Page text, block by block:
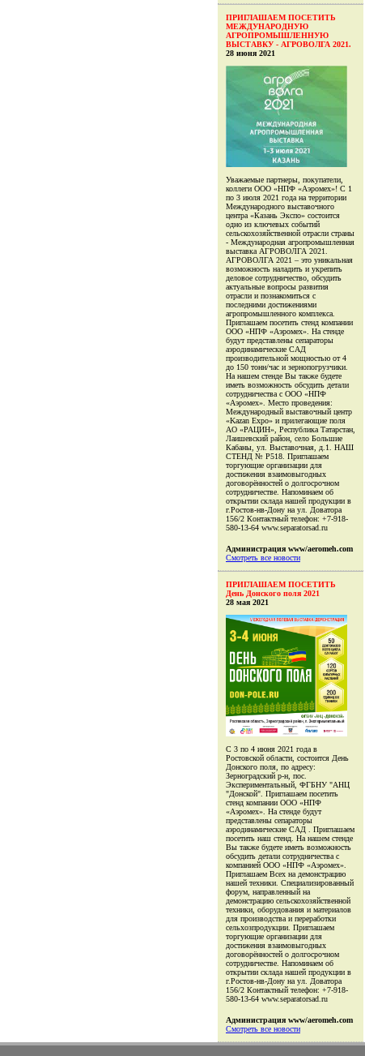
ПРИГЛАШАЕМ ПОСЕТИТЬ
МЕЖДУНАРОДНУЮ
АГРОПРОМЫШЛЕННУЮ
ВЫСТАВКУ - АГРОВОЛГА 2021.
28 июня 2021
Уважаемые партнеры, покупатели,
коллеги ООО «НПФ «Аэромех»! С 1
по 3 июля 2021 года на территории
Международного выставочного
центра «Казань Экспо» состоится
одно из ключевых событий
сельскохозяйственной отрасли страны
- Международная агропромышленная
выставка АГРОВОЛГА 2021.
АГРОВОЛГА 2021 – это уникальная
возможность наладить и укрепить
деловое сотрудничество, обсудить
актуальные вопросы развития
отрасли и познакомиться с
последними достижениями
агропромышленного комплекса.
Приглашаем посетить стенд компании
ООО «НПФ «Аэромех». На стенде
будут представлены сепараторы
аэродинамические САД
производительной мощностью от 4
до 150 тонн/час и зернопогрузчики.
На нашем стенде Вы также будете
иметь возможность обсудить детали
сотрудничества с ООО «НПФ
«Аэромех». Место проведения:
Международный выставочный центр
«Kazan Expo» и прилегающие поля
АО «РАЦИН», Республика Татарстан,
Лаишевский район, село Большие
Кабаны, ул. Выставочная, д.1. НАШ
СТЕНД № Р518. Приглашаем
торгующие организации для
достижения взаимовыгодных
договорённостей о долгосрочном
сотрудничестве. Напоминаем об
открытии склада нашей продукции в
г.Ростов-нв-Дону на ул. Доватора
156/2 Контактный телефон: +7-918-
580-13-64 www.separatorsad.ru
Администрация www/aeromeh.com
Смотреть все новости
ПРИГЛАШАЕМ ПОСЕТИТЬ
День Донского поля 2021
28 мая 2021
С 3 по 4 июня 2021 года в
Ростовской области, состоится День
Донского поля, по адресу:
Зерноградский р-н, пос.
Экспериментальный, ФГБНУ "АНЦ
"Донской". Приглашаем посетить
стенд компании ООО «НПФ
«Аэромех». На стенде будут
представлены сепараторы
аэродинамические САД . Приглашаем
посетить наш стенд. На нашем стенде
Вы также будете иметь возможность
обсудить детали сотрудничества с
компанией ООО «НПФ «Аэромех».
Приглашаем Всех на демонстрацию
нашей техники. Специализированный
форум, направленный на
демонстрацию сельскохозяйственной
техники, оборудования и материалов
для производства и переработки
сельхозпродукции. Приглашаем
торгующие организации для
достижения взаимовыгодных
договорённостей о долгосрочном
сотрудничестве. Напоминаем об
открытии склада нашей продукции в
г.Ростов-нв-Дону на ул. Доватора
156/2 Контактный телефон: +7-918-
580-13-64 www.separatorsad.ru
Администрация www/aeromeh.com
Смотреть все новости